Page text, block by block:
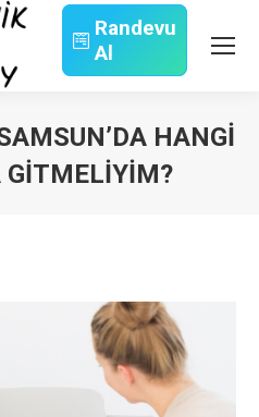
Randevu
Al
HANGI
GITMELIYIM?